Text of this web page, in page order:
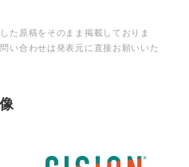
た原稿をそのまま掲載しておりま
い合わせは発表元に直接お願いいた